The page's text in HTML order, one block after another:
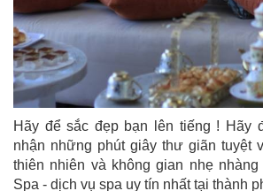
Hãy để sắc đẹp bạn lên tiếng ! Hãy
nhận những phút giây thư giãn tuyệt
thiên nhiên và không gian nhẹ
Spa - dịch vụ spa uy tín nhất tại thành